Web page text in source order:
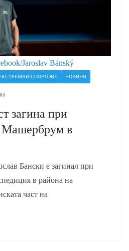
Jaroslav Bánský
СПОРТОВЕ НОВИНИ
загина при
Машербрум в
Бански е загинал при
в района на
част на